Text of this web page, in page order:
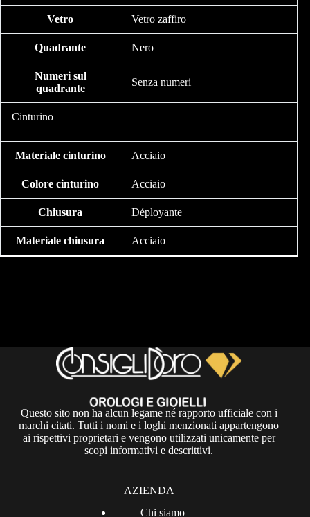
Vetro Vetro zaffiro
Quadrante Nero
Numeri sul
quadrante
Senza numeri
Cinturino
Materiale cinturino Acciaio
Colore cinturino Acciaio
Chiusura Déployante
Materiale chiusura Acciaio
Questo sito non ha alcun legame né rapporto ufficiale con i
marchi citati. Tutti i nomi e i loghi menzionati appartengono
ai rispettivi proprietari e vengono utilizzati unicamente per
scopi informativi e descrittivi.
AZIENDA
Chi siamo